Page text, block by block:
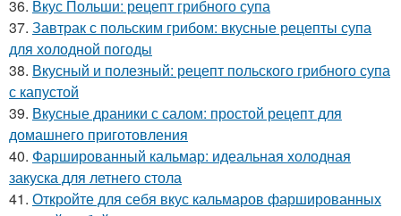
36. Вкус Польши: рецепт грибного супа
37. Завтрак с польским грибом: вкусные рецепты супа
для холодной погоды
38. Вкусный и полезный: рецепт польского грибного супа
с капустой
39. Вкусные драники с салом: простой рецепт для
домашнего приготовления
40. Фаршированный кальмар: идеальная холодная
закуска для летнего стола
41. Откройте для себя вкус кальмаров фаршированных